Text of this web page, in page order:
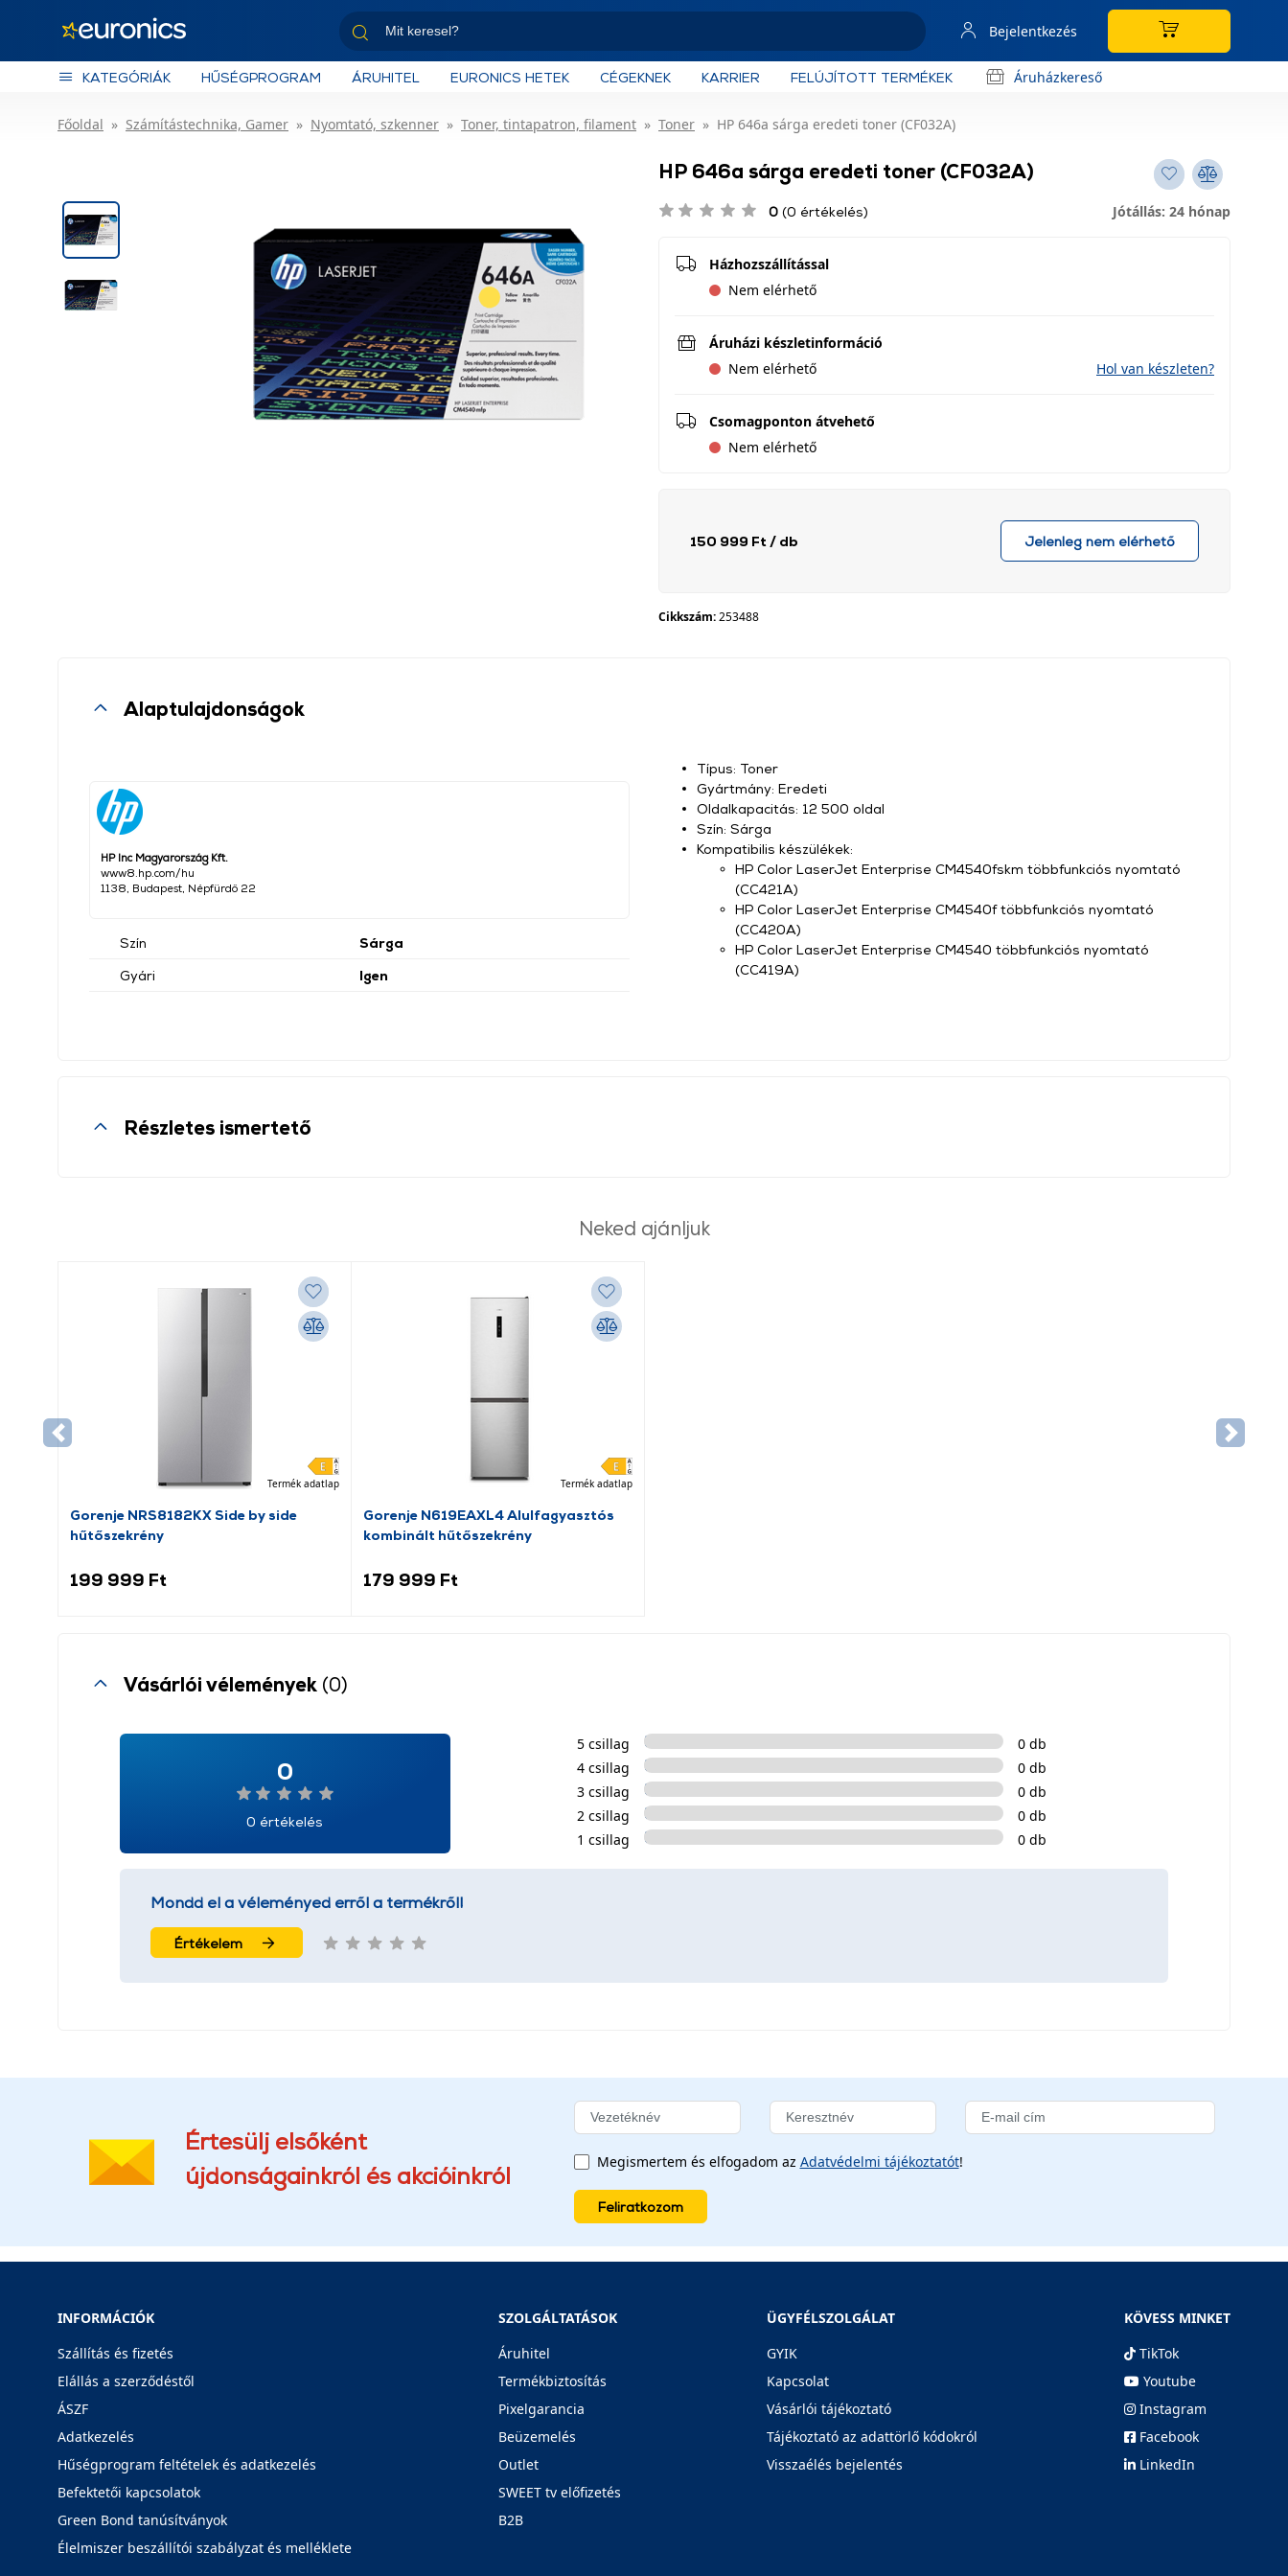
Bejelentkezés
KATEGÓRIÁK HŰSÉGPROGRAM ÁRUHITEL EURONICS HETEK CÉGEKNEK KARRIER FELÚJÍTOTT TERMÉKEK Áruházkereső
Főoldal Számítástechnika, Gamer Nyomtató, szkenner Toner, tintapatron, filament Toner HP 646a sárga eredeti toner (CF032A)
HP 646a sárga eredeti toner (CF032A)
0 (0 értékelés) Jótállás: 24 hónap
Házhozszállítással
Nem elérhető
Áruházi készletinformáció
Nem elérhető
Hol van készleten?
Csomagponton átvehető
Nem elérhető
150 999 Ft / db Jelenleg nem elérhető
Cikkszám:253488
Alaptulajdonságok
HP Inc Magyarország Kft.
www8.hp.com/hu
1138, Budapest, Népfürdő 22
Szín
Sárga
Gyári
Igen
Típus: Toner
Gyártmány: Eredeti
Oldalkapacitás: 12 500 oldal
Szín: Sárga
Kompatibilis készülékek:
HP Color LaserJet Enterprise CM4540fskm többfunkciós nyomtató
(CC421A)
HP Color LaserJet Enterprise CM4540f többfunkciós nyomtató
(CC420A)
HP Color LaserJet Enterprise CM4540 többfunkciós nyomtató
(CC419A)
Részletes ismertető
Neked ajánljuk
Termék adatlap
Gorenje NRS8182KX Side by side
hűtőszekrény
199 999 Ft
Termék adatlap
Gorenje N619EAXL4 Alulfagyasztós
kombinált hűtőszekrény
179 999 Ft
Vásárlói vélemények (0)
0
0 értékelés
5 csillag
0 db
4 csillag
0 db
3 csillag
0 db
2 csillag
0 db
1 csillag
0 db
Mondd el a véleményed erről a termékről!
Értékelem
Értesülj elsőként
újdonságainkról és akcióinkról
Megismertem és elfogadom az Adatvédelmi tájékoztatót!
Feliratkozom
INFORMÁCIÓK
Szállítás és fizetés
Elállás a szerződéstől
ÁSZF
Adatkezelés
Hűségprogram feltételek és adatkezelés
Befektetői kapcsolatok
Green Bond tanúsítványok
Élelmiszer beszállítói szabályzat és melléklete
SZOLGÁLTATÁSOK
Áruhitel
Termékbiztosítás
Pixelgarancia
Beüzemelés
Outlet
SWEET tv előfizetés
B2B
ÜGYFÉLSZOLGÁLAT
GYIK
Kapcsolat
Vásárlói tájékoztató
Tájékoztató az adattörlő kódokról
Visszaélés bejelentés
KÖVESS MINKET
TikTok
Youtube
Instagram
Facebook
LinkedIn